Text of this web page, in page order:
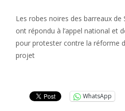
Les robes noires des barreaux de
ont répondu à l’appel national et
pour protester contre la réforme
projet
WhatsApp